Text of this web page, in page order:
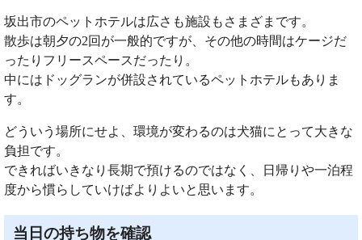
坂出市のペットホテルは広さも施設もさまざまです。
散歩は朝夕の2回が一般的ですが、その他の時間はケージだ
ったりフリースペースだったり。
中にはドッグランが併設されているペットホテルもありま
す。
どういう場所にせよ、環境が変わるのは犬猫にとって大きな
負担です。
できればいきなり長期で預けるのではなく、日帰りや一泊程
度から慣らしていけばよりよいと思います。
当日の持ち物を確認